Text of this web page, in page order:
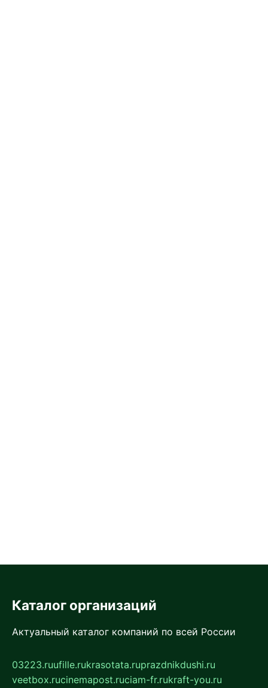
Каталог организаций
Актуальный каталог компаний по всей России
03223.ruufille.rukrasotata.ruprazdnikdushi.ru
veetbox.rucinemapost.ruciam-fr.rukraft-you.ru